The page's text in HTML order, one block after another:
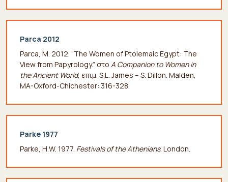
Parca 2012
Parca, M. 2012. “The Women of Ptolemaic Egypt: The
View from Papyrology.” στο A Companion to Women in
the Ancient World, επιμ. S.L. James – S. Dillon. Malden,
MA-Oxford-Chichester: 316-328.
Parke 1977
Parke, H.W. 1977. Festivals of the Athenians. London.